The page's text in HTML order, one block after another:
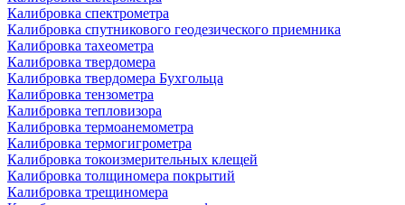
Калибровка спектрометра
Калибровка спутникового геодезического приемника
Калибровка тахеометра
Калибровка твердомера
Калибровка твердомера Бухгольца
Калибровка тензометра
Калибровка тепловизора
Калибровка термоанемометра
Калибровка термогигрометра
Калибровка токоизмерительных клещей
Калибровка толщиномера покрытий
Калибровка трещиномера